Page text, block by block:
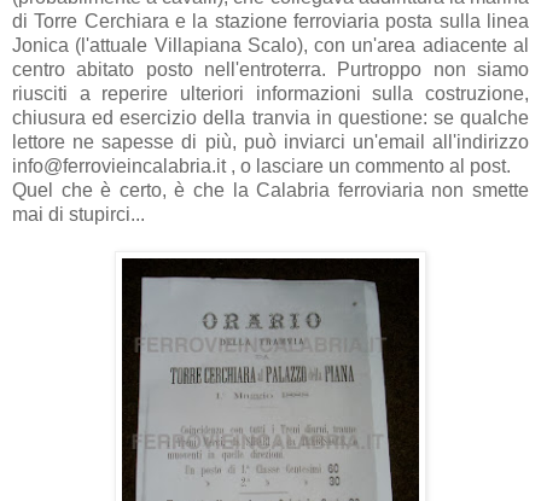
di Torre Cerchiara e la stazione ferroviaria posta sulla linea
Jonica (l'attuale Villapiana Scalo), con un'area adiacente al
centro abitato posto nell'entroterra. Purtroppo non siamo
riusciti a reperire ulteriori informazioni sulla costruzione,
chiusura ed esercizio della tranvia in questione: se qualche
lettore ne sapesse di più, può inviarci un'email all'indirizzo
info@ferrovieincalabria.it , o lasciare un commento al post.
Quel che è certo, è che la Calabria ferroviaria non smette
mai di stupirci...